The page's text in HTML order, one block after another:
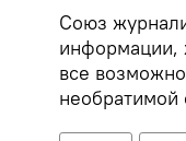
Союз
информации,
все
необратимой